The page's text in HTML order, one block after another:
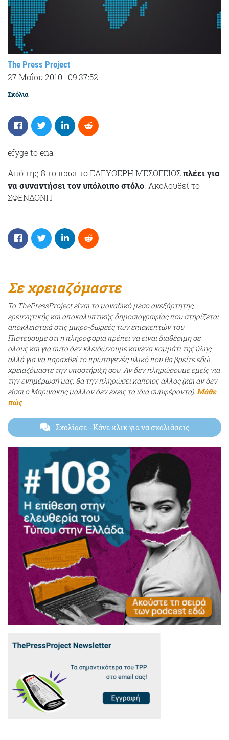
The Press Project
27 Μαΐου 2010 | 09:37:52
Σχόλια
efyge to ena
Από της 8 το πρωί το ΕΛΕΥΘΕΡΗ ΜΕΣΟΓΕΙΟΣπλέει για
να συναντήσει τον υπόλοιπο στόλο. Ακολουθεί το
ΣΦΕΝΔΟΝΗ
Σε χρειαζόμαστε
Το ThePressProject είναι το μοναδικό μέσο ανεξάρτητης,
ερευνητικής και αποκαλυπτικής δημοσιογραφίας που στηρίζεται
αποκλειστικά στις μικρο-δωρεές των επισκεπτών του.
Πιστεύουμε ότι η πληροφορία πρέπει να είναι διαθέσιμη σε
όλους και για αυτό δεν κλειδώνουμε κανένα κομμάτι της ύλης
αλλά για να παραχθεί το πρωτογενές υλικό που θα βρείτε εδώ
χρειαζόμαστε την υποστήριξή σου. Αν δεν πληρώσουμε εμείς για
την ενημέρωσή μας, θα την πληρώσει κάποιος άλλος (και αν δεν
είσαι ο Μαρινάκης μάλλον δεν έχεις τα ίδια συμφέροντα). Μάθε
πώς
Σχολίασε - Κάνε κλικ για να σχολιάσεις